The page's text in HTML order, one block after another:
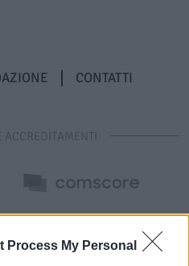
Process My Personal
CONTATTI
ACCREDITAMENTI